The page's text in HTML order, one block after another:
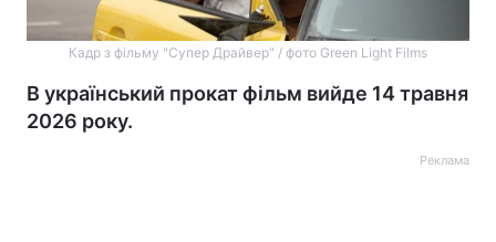
Кадр з фільму "Супер Драйвер" / фото Green Light Films
В український прокат фільм вийде 14 травня
2026 року.
Реклама